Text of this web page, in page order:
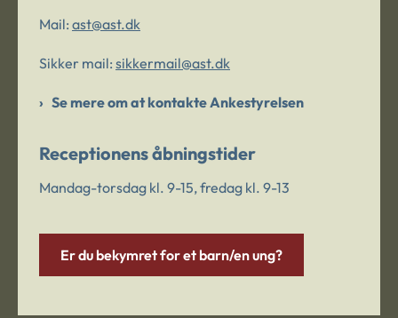
Mail: ast@ast.dk
Sikker mail: sikkermail@ast.dk
Se mere om at kontakte Ankestyrelsen
Receptionens åbningstider
Mandag-torsdag kl. 9-15, fredag kl. 9-13
Er du bekymret for et barn/en ung?